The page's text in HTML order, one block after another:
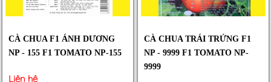
CÀ CHUA F1 ÁNH DƯƠNG
NP - 155 F1 TOMATO NP-155
Liên hệ
CÀ CHUA TRÁI TRỨNG F1
NP - 9999 F1 TOMATO NP-
9999